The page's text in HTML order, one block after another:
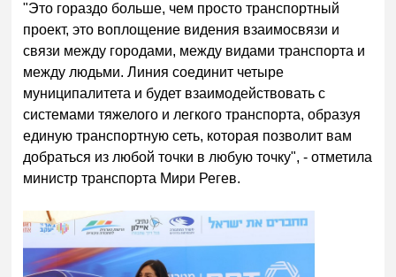
"Это гораздо больше, чем просто транспортный
проект, это воплощение видения взаимосвязи и
связи между городами, между видами транспорта и
между людьми. Линия соединит четыре
муниципалитета и будет взаимодействовать с
системами тяжелого и легкого транспорта, образуя
единую транспортную сеть, которая позволит вам
добраться из любой точки в любую точку", - отметила
министр транспорта Мири Регев.